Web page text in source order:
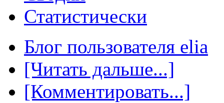
Статистически
Блог пользователя elia
[Читать дальше...]
[Комментировать...]